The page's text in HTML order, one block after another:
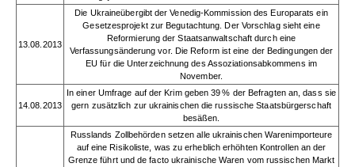
13.08.2013
Die Ukraineübergibt der Venedig-Kommission des Europarats ein
Gesetzesprojekt zur Begutachtung. Der Vorschlag sieht eine
Reformierung der Staatsanwaltschaft durch eine
Verfassungsänderung vor. Die Reform ist eine der Bedingungen der
EU für die Unterzeichnung des Assoziationsabkommens im
November.
14.08.2013
In einer Umfrage auf der Krim geben 39 % der Befragten an, dass sie
gern zusätzlich zur ukrainischen die russische Staatsbürgerschaft
besäßen.
Russlands Zollbehörden setzen alle ukrainischen Warenimporteure
auf eine Risikoliste, was zu erheblich erhöhten Kontrollen an der
Grenze führt und de facto ukrainische Waren vom russischen Markt